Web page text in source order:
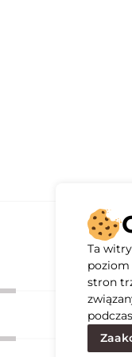
Ta
poziom
stron